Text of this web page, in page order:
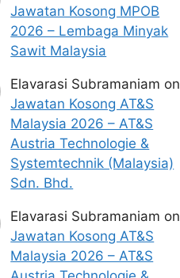
Jawatan Kosong MPOB
2026 – Lembaga Minyak
Sawit Malaysia
Elavarasi Subramaniam on
Jawatan Kosong AT&S
Malaysia 2026 – AT&S
Austria Technologie &
Systemtechnik (Malaysia)
Sdn. Bhd.
Elavarasi Subramaniam on
Jawatan Kosong AT&S
Malaysia 2026 – AT&S